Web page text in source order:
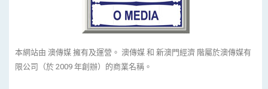
本網站由 澳傳媒 擁有及運營。 澳傳媒 和 新澳門經濟 階屬於澳傳媒有
限公司（於 2009 年創辦）的商業名稱。